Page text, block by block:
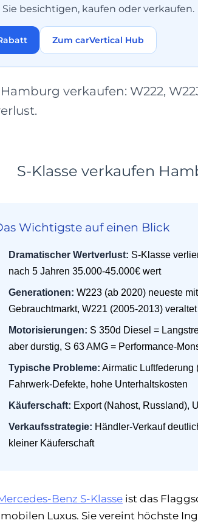
besichtigen, kaufen oder verkaufen.
Zum carVertical Hub
verkaufen: W222,
S-Klasse verkaufen
Wichtigste auf einen Blick
Dramatischer Wertverlust: S-Klasse
nach 5 Jahren 35.000-45.000€ wert
Generationen: W223 (ab 2020) neueste
Gebrauchtmarkt, W221 (2005-2013) veraltet
Motorisierungen: S 350d Diesel =
aber durstig, S 63 AMG = Performance-
Typische Probleme: Airmatic Luftfederung
Fahrwerk-Defekte, hohe Unterhaltskosten
Käuferschaft: Export (Nahost, Russland),
Verkaufsstrategie: Händler-Verkauf
kleiner Käuferschaft
Benz S-Klasse ist das
Luxus. Sie vereint höchste